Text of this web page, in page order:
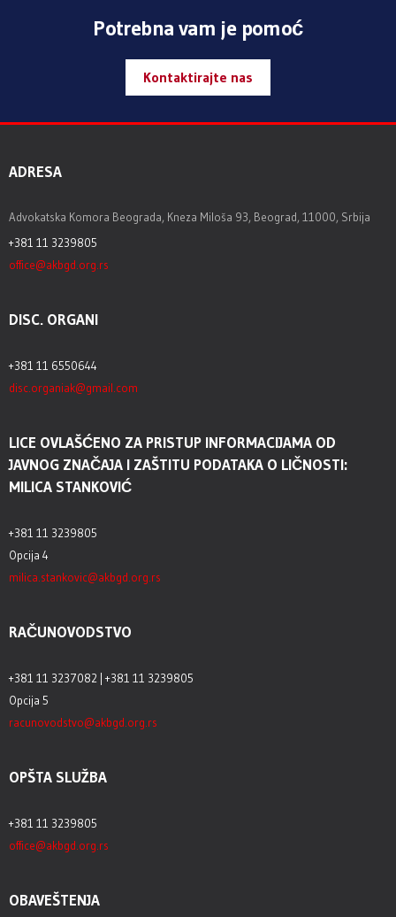
Potrebna vam je pomoć
Kontaktirajte nas
ADRESA
Advokatska Komora Beograda, Kneza Miloša 93, Beograd, 11000, Srbija
+381 11 3239805
office@akbgd.org.rs
DISC. ORGANI
+381 11 6550644
disc.organiak@gmail.com
LICE OVLAŠĆENO ZA PRISTUP INFORMACIJAMA OD
JAVNOG ZNAČAJA I ZAŠTITU PODATAKA O LIČNOSTI:
MILICA STANKOVIĆ
+381 11 3239805
Opcija 4
milica.stankovic@akbgd.org.rs
RAČUNOVODSTVO
+381 11 3237082 | +381 11 3239805
Opcija 5
racunovodstvo@akbgd.org.rs
OPŠTA SLUŽBA
+381 11 3239805
office@akbgd.org.rs
OBAVEŠTENJA